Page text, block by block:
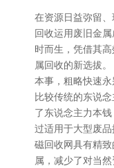
在资源日益弥留
回收运用废旧金
时而生，凭借其
属回收的新选拔
本事，粗略快速永
比较传统的东说
了东说念主力本
过适用于大型废
磁回收网具有精
属，减少了对当